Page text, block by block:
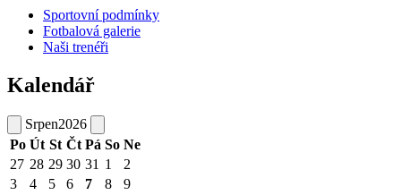
Sportovní podmínky
Fotbalová galerie
Naši trenéři
Kalendář
Srpen2026
Po Út St Čt Pá So Ne
27 28 29 30 31 1
2
3
4 5 6 7 8
9